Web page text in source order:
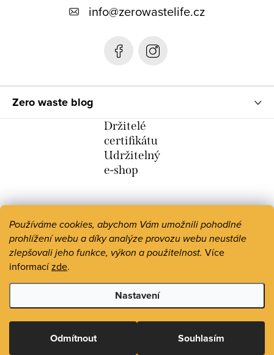
Používáme cookies, abychom Vám umožnili pohodlné
prohlížení webu a díky analýze provozu webu neustále
zlepšovali jeho funkce, výkon a použitelnost. Více
informacízde.
Nastavení
Odmítnout Souhlasím
info@zerowastelife.cz
Zero waste blog
Držitelé
certifikátu
Udržitelný
e-shop
Copyright 2026Zero Waste Life. Všechna práva vyhrazena.
Upravit nastavení cookies